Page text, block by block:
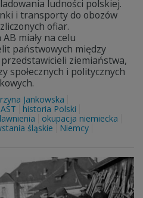
ludności polskiej.
i transporty do obozów
ofiar.
miały na celu
państwowych między
ziemiaństwa,
społecznych i politycznych
Jankowska
historia Polski
okupacja niemiecka
śląskie
Niemcy